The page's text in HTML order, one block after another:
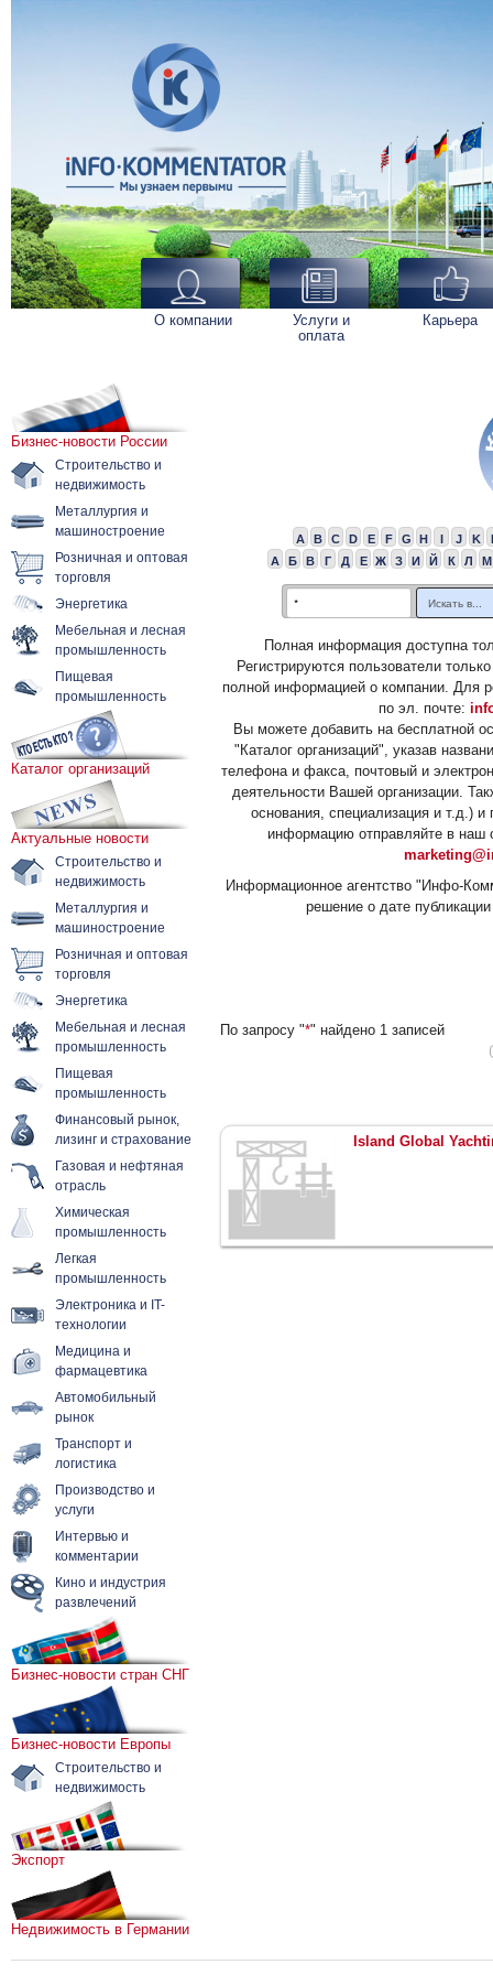
О компании
Услуги и
оплата
Карьера
Бизнес-новости России
Строительство и
недвижимость
Металлургия и
машиностроение
Розничная и оптовая
торговля
Энергетика
Мебельная и лесная
промышленность
Пищевая
промышленность
Каталог организаций
Актуальные новости
Строительство и
недвижимость
Металлургия и
машиностроение
Розничная и оптовая
торговля
Энергетика
Мебельная и лесная
промышленность
Пищевая
промышленность
Финансовый рынок,
лизинг и страхование
Газовая и нефтяная
отрасль
Химическая
промышленность
Легкая
промышленность
Электроника и IT-
технологии
Медицина и
фармацевтика
Автомобильный
рынок
Транспорт и
логистика
Производство и
услуги
Интервью и
комментарии
Кино и индустрия
развлечений
Бизнес-новости стран СНГ
Бизнес-новости Европы
Строительство и
недвижимость
Экспорт
Недвижимость в Германии
A B C D E F G H I J K
А
Б В Г Д Е Ж З И Й К Л М
Полная информация доступна
Регистрируются пользователи
полной информацией о компании. Для
по эл. почте:
Вы можете добавить на бесплатной
"Каталог организаций", указав
телефона и факса, почтовый и
деятельности Вашей организации.
основания, специализация и т.д.)
информацию отправляйте в наш
Информационное агентство "Инфо-
решение о дате
По запросу "*" найдено 1 записей
Island Global